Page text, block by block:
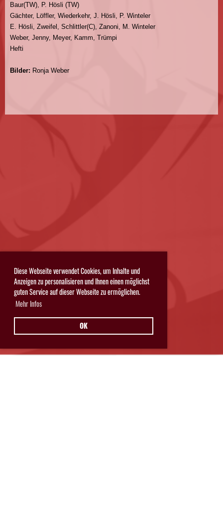
Diese Webseite verwendet Cookies, um Inhalte und
Anzeigen zu personalisieren und Ihnen einen möglichst
guten Service auf dieser Webseite zu ermöglichen.
Mehr Infos
OK
Baur(TW), P. Hösli (TW)
Gächter, Löffler, Wiederkehr, J. Hösli, P. Winteler
E. Hösli, Zweifel, Schlittler(C), Zanoni, M. Winteler
Weber, Jenny, Meyer, Kamm, Trümpi
Hefti
Bilder: Ronja Weber